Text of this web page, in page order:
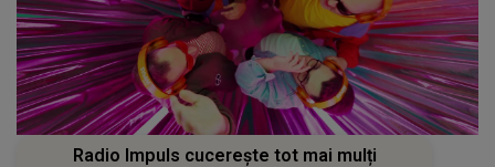
Radio Impuls cucerește tot mai mulți